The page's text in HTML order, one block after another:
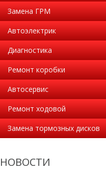
Замена ГРМ
Автоэлектрик
Диагностика
Ремонт коробки
Автосервис
Ремонт ходовой
Замена тормозных дисков
НОВОСТИ